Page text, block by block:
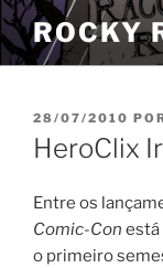
Pular
para
o
ROCKY
PUBLICADO
EM
28/07/2010
HeroClix
Entre os
Comic-Con está
o primeiro